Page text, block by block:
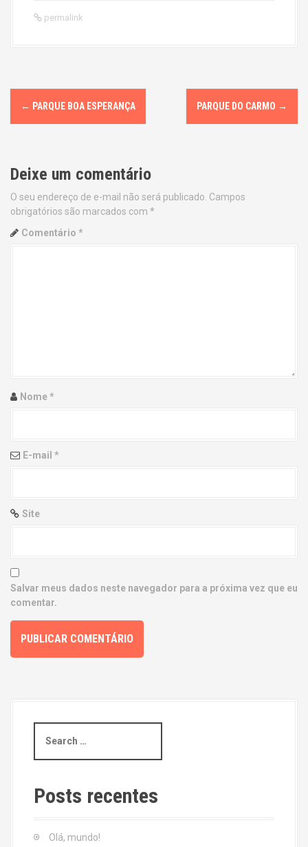
permalink
P
o
t
n
a
i
n
← PARQUE BOA ESPERANÇA PARQUE DO CARMO →
Deixe um comentário
O seu endereço de e-mail não será publicado. Campos
obrigatórios são marcados com *
Comentário *
Nome*
E-mail *
Site
Salvar meus dados neste navegador para a próxima vez que eu
comentar.
a
c
h
Posts recentes
Olá, mundo!